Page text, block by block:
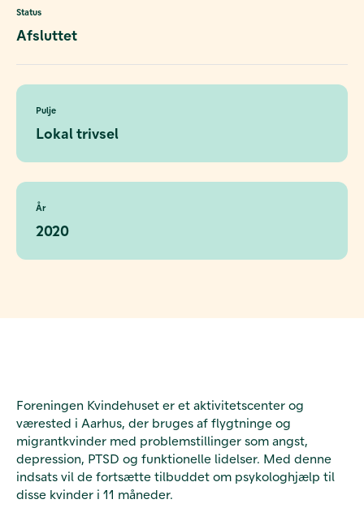
Status
Afsluttet
Pulje
Lokal trivsel
År
2020
Foreningen Kvindehuset er et aktivitetscenter og
værested i Aarhus, der bruges af flygtninge og
migrantkvinder med problemstillinger som angst,
depression, PTSD og funktionelle lidelser. Med denne
indsats vil de fortsætte tilbuddet om psykologhjælp til
disse kvinder i 11 måneder.